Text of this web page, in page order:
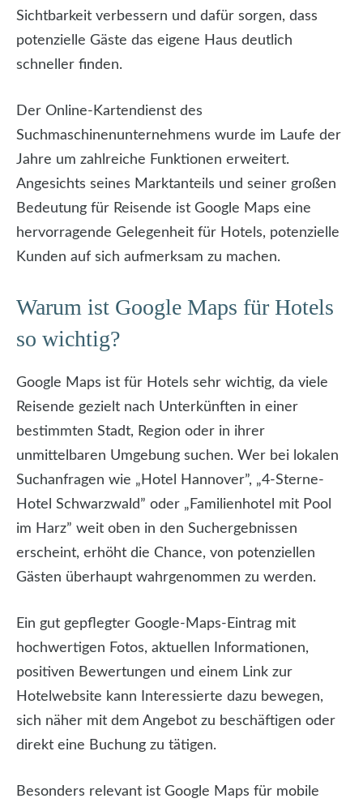
Sichtbarkeit verbessern und dafür sorgen, dass
potenzielle Gäste das eigene Haus deutlich
schneller finden.
Der Online-Kartendienst des
Suchmaschinenunternehmens wurde im Laufe der
Jahre um zahlreiche Funktionen erweitert.
Angesichts seines Marktanteils und seiner großen
Bedeutung für Reisende ist Google Maps eine
hervorragende Gelegenheit für Hotels, potenzielle
Kunden auf sich aufmerksam zu machen.
Warum ist Google Maps für Hotels
so wichtig?
Google Maps ist für Hotels sehr wichtig, da viele
Reisende gezielt nach Unterkünften in einer
bestimmten Stadt, Region oder in ihrer
unmittelbaren Umgebung suchen. Wer bei lokalen
Suchanfragen wie „Hotel Hannover”, „4-Sterne-
Hotel Schwarzwald” oder „Familienhotel mit Pool
im Harz” weit oben in den Suchergebnissen
erscheint, erhöht die Chance, von potenziellen
Gästen überhaupt wahrgenommen zu werden.
Ein gut gepflegter Google-Maps-Eintrag mit
hochwertigen Fotos, aktuellen Informationen,
positiven Bewertungen und einem Link zur
Hotelwebsite kann Interessierte dazu bewegen,
sich näher mit dem Angebot zu beschäftigen oder
direkt eine Buchung zu tätigen.
Besonders relevant ist Google Maps für mobile